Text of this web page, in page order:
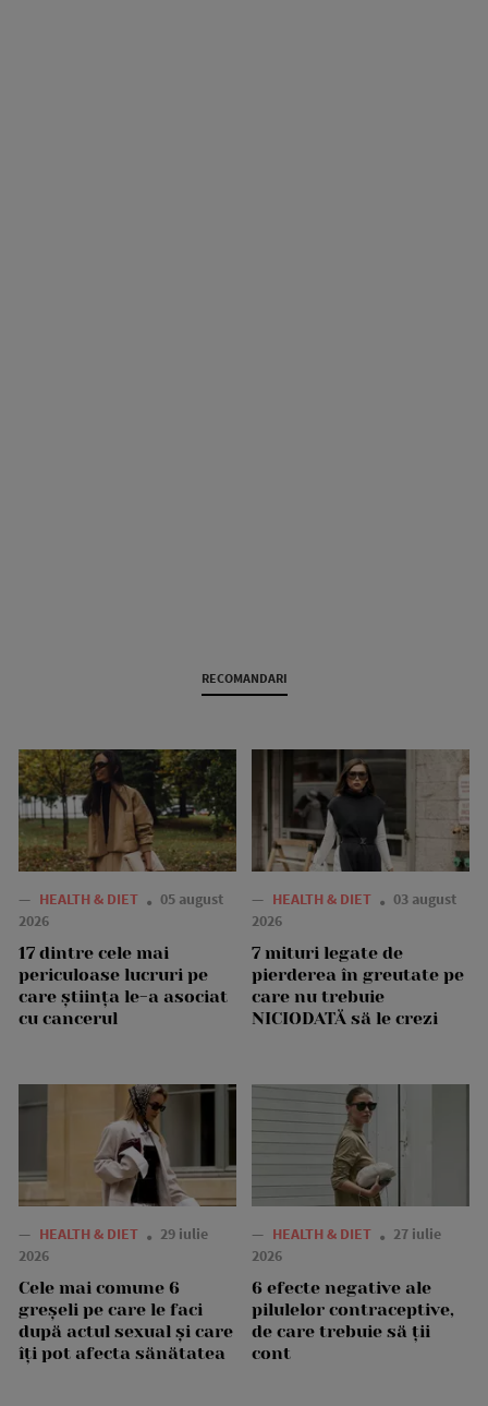
RECOMANDARI
— HEALTH & DIET
05 august
2026
17 dintre cele mai
periculoase lucruri pe
care știința le-a asociat
cu cancerul
— HEALTH & DIET
03 august
2026
7 mituri legate de
pierderea în greutate pe
care nu trebuie
NICIODATĂ să le crezi
— HEALTH & DIET
29 iulie
2026
Cele mai comune 6
greșeli pe care le faci
după actul sexual și care
îți pot afecta sănătatea
— HEALTH & DIET
27 iulie
2026
6 efecte negative ale
pilulelor contraceptive,
de care trebuie să ții
cont